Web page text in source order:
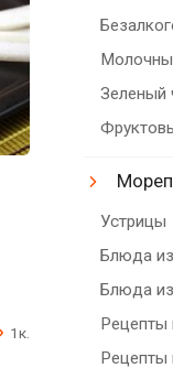
1к.
Зеленый
Устрицы
Блюда
Блюда
Рецепты
Рецепты